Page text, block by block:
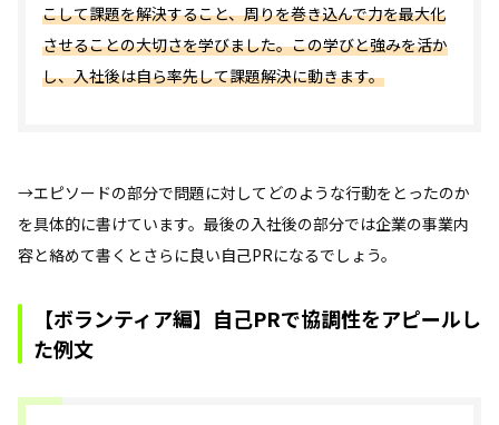
こして課題を解決すること、周りを巻き込んで力を最大化
させることの大切さを学びました。この学びと強みを活か
し、入社後は自ら率先して課題解決に動きます。
→エピソードの部分で問題に対してどのような行動をとったのか
を具体的に書けています。最後の入社後の部分では企業の事業内
容と絡めて書くとさらに良い自己PRになるでしょう。
【ボランティア編】自己PRで協調性をアピールし
た例文